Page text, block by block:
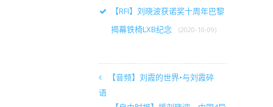
【RFI】刘晓波获诺奖十周年巴黎
揭幕铁椅LXB纪念
(2020-10-09)
【音频】刘霞的世界•与刘霞碎
语